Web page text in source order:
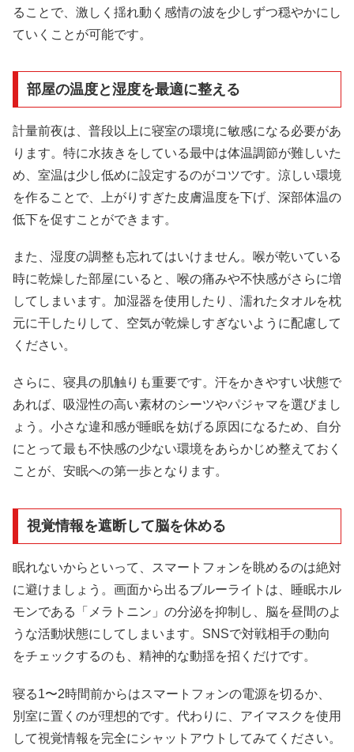
ることで、激しく揺れ動く感情の波を少しずつ穏やかにし
ていくことが可能です。
部屋の温度と湿度を最適に整える
計量前夜は、普段以上に寝室の環境に敏感になる必要があ
ります。特に水抜きをしている最中は体温調節が難しいた
め、室温は少し低めに設定するのがコツです。涼しい環境
を作ることで、上がりすぎた皮膚温度を下げ、深部体温の
低下を促すことができます。
また、湿度の調整も忘れてはいけません。喉が乾いている
時に乾燥した部屋にいると、喉の痛みや不快感がさらに増
してしまいます。加湿器を使用したり、濡れたタオルを枕
元に干したりして、空気が乾燥しすぎないように配慮して
ください。
さらに、寝具の肌触りも重要です。汗をかきやすい状態で
あれば、吸湿性の高い素材のシーツやパジャマを選びまし
ょう。小さな違和感が睡眠を妨げる原因になるため、自分
にとって最も不快感の少ない環境をあらかじめ整えておく
ことが、安眠への第一歩となります。
視覚情報を遮断して脳を休める
眠れないからといって、スマートフォンを眺めるのは絶対
に避けましょう。画面から出るブルーライトは、睡眠ホル
モンである「メラトニン」の分泌を抑制し、脳を昼間のよ
うな活動状態にしてしまいます。SNSで対戦相手の動向
をチェックするのも、精神的な動揺を招くだけです。
寝る1〜2時間前からはスマートフォンの電源を切るか、
別室に置くのが理想的です。代わりに、アイマスクを使用
して視覚情報を完全にシャットアウトしてみてください。